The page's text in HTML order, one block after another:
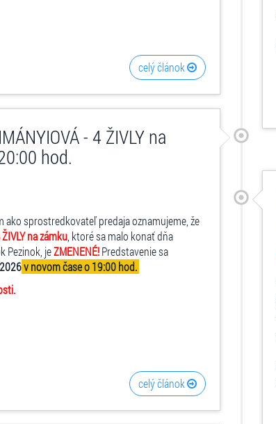
celý článok
- 4 ŽIVLY na
hod.
ako sprostredkovateľ predaja oznamujeme, že
na zámku , ktoré sa malo konať dňa
Pezinok, jeZMENENÉ!Predstavenie sa
v novom čase o 19:00 hod.
celý článok